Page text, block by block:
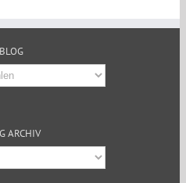
BLOG
ARCHIV